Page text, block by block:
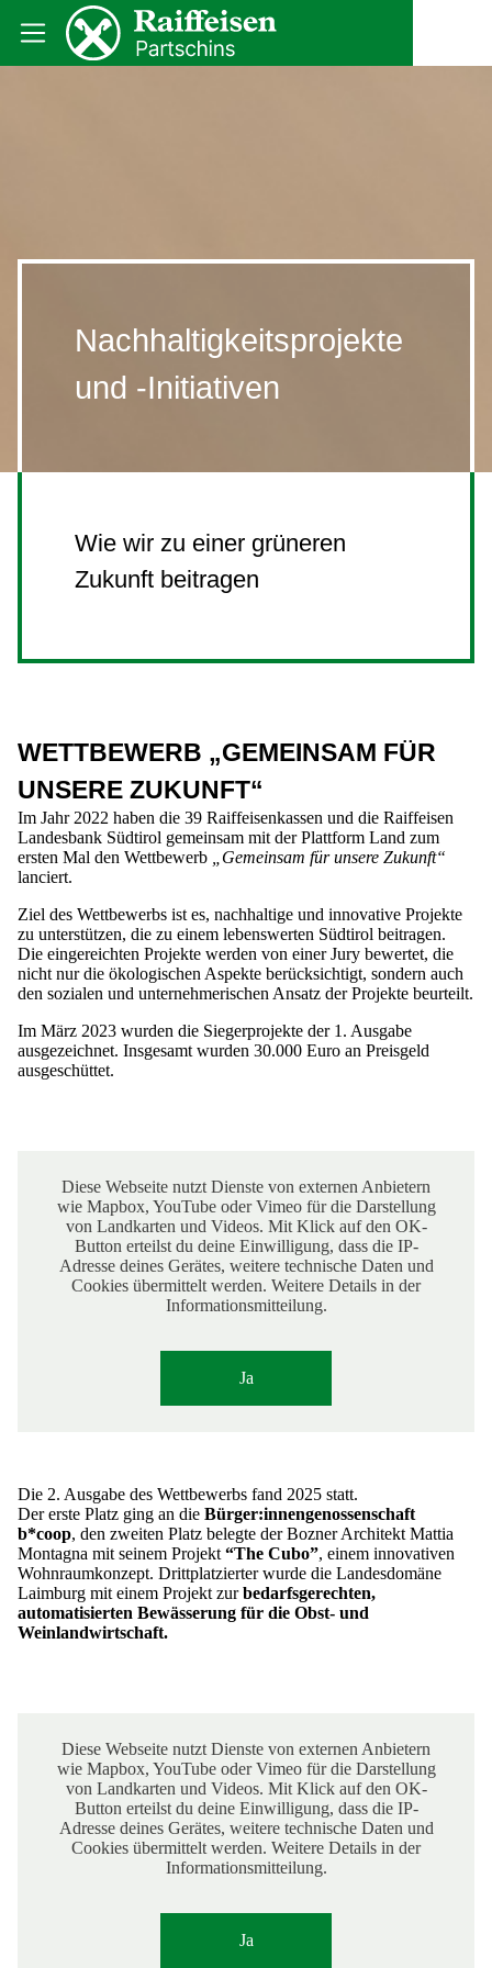
Nachhaltigkeitsprojekte
und -Initiativen
Wie wir zu einer grüneren
Zukunft beitragen
WETTBEWERB „GEMEINSAM FÜR
UNSERE ZUKUNFT“
Im Jahr 2022 haben die 39 Raiffeisenkassen und die Raiffeisen
Landesbank Südtirol gemeinsam mit derPlattform Land zum
ersten Mal den Wettbewerb
„Gemeinsam für unsere Zukunft“
lanciert.
Ziel des Wettbewerbs ist es, nachhaltige und innovative Projekte
zu unterstützen, die zu einem lebenswerten Südtirol beitragen.
Die eingereichten Projekte werden von einer Jury bewertet, die
nicht nur die ökologischen Aspekte berücksichtigt, sondern auch
den sozialen und unternehmerischen Ansatz der Projekte beurteilt.
Im März 2023 wurden die Siegerprojekte der 1. Ausgabe
ausgezeichnet. Insgesamt wurden 30.000 Euro an Preisgeld
ausgeschüttet.
Diese Webseite nutzt Dienste von externen Anbietern
wie Mapbox, YouTube oder Vimeo für die Darstellung
von Landkarten und Videos. Mit Klick auf den OK-
Button erteilst du deine Einwilligung, dass die IP-
Adresse deines Gerätes, weitere technische Daten und
Cookies übermittelt werden. Weitere Details in der
Informationsmitteilung.
Ja
Die 2. Ausgabe des Wettbewerbs fand 2025 statt.
Dererste Platz ging an die Bürger:innengenossenschaft
b*coop, den zweiten Platz belegte der Bozner Architekt Mattia
Montagna mit seinem Projekt “The Cubo”, einem innovativen
Wohnraumkonzept. Drittplatzierter wurde die Landesdomäne
Laimburg mit einem Projekt zurbedarfsgerechten,
automatisierten Bewässerung für die Obst- und
Weinlandwirtschaft.
Diese Webseite nutzt Dienste von externen Anbietern
wie Mapbox, YouTube oder Vimeo für die Darstellung
von Landkarten und Videos. Mit Klick auf den OK-
Button erteilst du deine Einwilligung, dass die IP-
Adresse deines Gerätes, weitere technische Daten und
Cookies übermittelt werden. Weitere Details in der
Informationsmitteilung.
Ja